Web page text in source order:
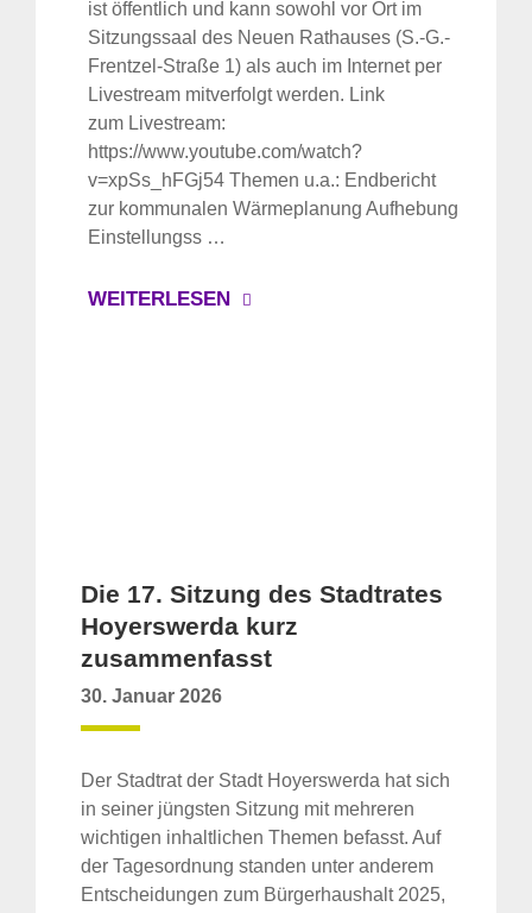
ist öffentlich und kann sowohl vor Ort im
Sitzungssaal des Neuen Rathauses (S.-G.-
Frentzel-Straße 1) als auch im Internet per
Livestream mitverfolgt werden. Link
zum Livestream:
https://www.youtube.com/watch?
v=xpSs_hFGj54 Themen u.a.: Endbericht
zur kommunalen Wärmeplanung Aufhebung
Einstellungss …
WEITERLESEN
Die 17. Sitzung des Stadtrates
Hoyerswerda kurz
zusammenfasst
30. Januar 2026
Der Stadtrat der Stadt Hoyerswerda hat sich
in seiner jüngsten Sitzung mit mehreren
wichtigen inhaltlichen Themen befasst. Auf
der Tagesordnung standen unter anderem
Entscheidungen zum Bürgerhaushalt 2025,